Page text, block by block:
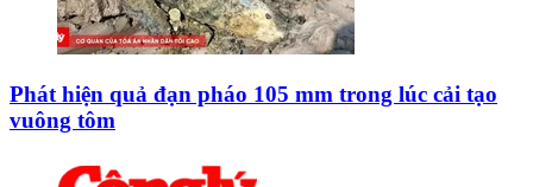
Phát hiện quả đạn pháo 105 mm trong lúc cải tạo
vuông tôm